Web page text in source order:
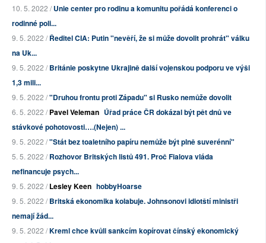
10. 5. 2022 /Unie center pro rodinu a komunitu pořádá konferenci o
rodinné poli...
9. 5. 2022 /Ředitel CIA: Putin "nevěří, že si může dovolit prohrát" válku
na Uk...
9. 5. 2022 /Británie poskytne Ukrajině další vojenskou podporu ve výši
1,3 mili...
9. 5. 2022 /"Druhou frontu proti Západu" si Rusko nemůže dovolit
6. 5. 2022 /Pavel Veleman Úřad práce ČR dokázal být pět dnů ve
stávkové pohotovosti….(Nejen) ...
9. 5. 2022 /"Stát bez toaletního papíru nemůže být plně suverénní"
5. 5. 2022 /Rozhovor Britských listů 491. Proč Fialova vláda
nefinancuje psych...
9. 5. 2022 /Lesley Keen hobbyHoarse
9. 5. 2022 /Britská ekonomika kolabuje. Johnsonovi idiotští ministři
nemají žád...
9. 5. 2022 /Kreml chce kvůli sankcím kopírovat čínský ekonomický